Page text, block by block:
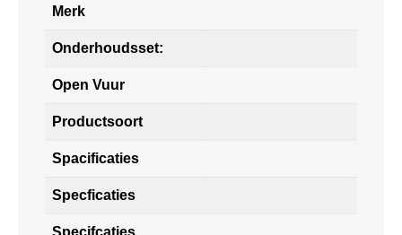
Merk
Onderhoudsset:
Open Vuur
Productsoort
Spacificaties
Specficaties
Specifcaties